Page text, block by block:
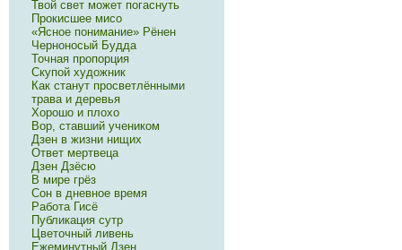
Твой свет может погаснуть
Прокисшее мисо
«Ясное понимание» Рёнен
Черноносый Будда
Точная пропорция
Скупой художник
Как станут просветлёнными
трава и деревья
Хорошо и плохо
Вор, ставший учеником
Дзен в жизни нищих
Ответ мертвеца
Дзен Дзёсю
В мире грёз
Сон в дневное время
Работа Гисё
Публикация сутр
Цветочный ливень
Ежеминутный Дзен